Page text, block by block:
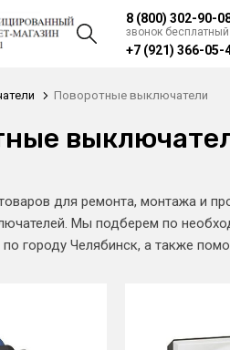
8 (800) 302-90-
звонок бесплатный
+7 (921) 366-05-
Поворотные выключатели
для ремонта, монтажа и
Мы подберем по
городу Челябинск, а также